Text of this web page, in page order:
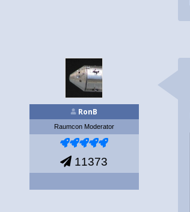
RonB
Raumcon Moderator
11373